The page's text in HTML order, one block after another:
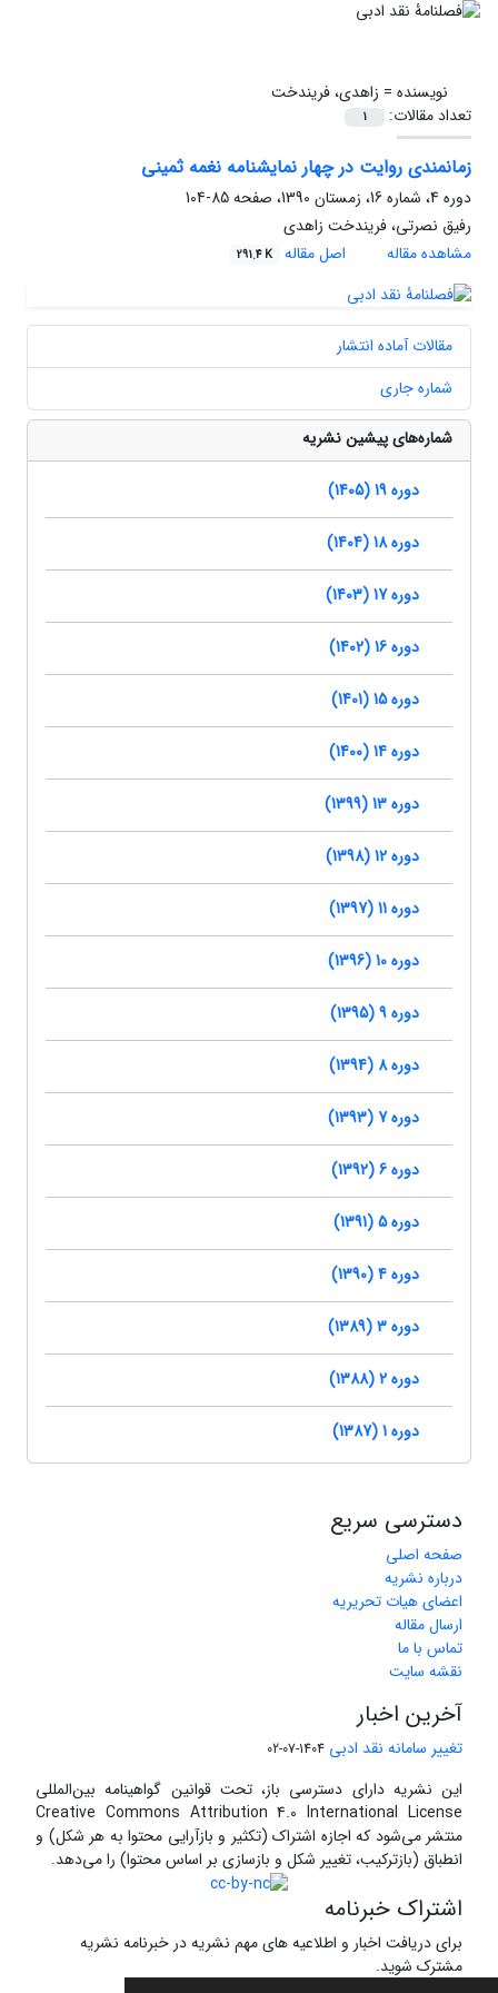
نویسنده = زاهدی، فریندخت
تعداد مقالات:
1
زمانمندی روایت در چهار نمایشنامه نغمه ثمینی
دوره 4، شماره 16، زمستان 1390، صفحه
85-104
رفیق نصرتی، فریندخت زاهدی
مشاهده مقاله
اصل مقاله 291.4 K
مقالات آماده انتشار
شماره جاری
شماره‌های پیشین نشریه
دوره 19 (1405)
دوره 18 (1404)
دوره 17 (1403)
دوره 16 (1402)
دوره 15 (1401)
دوره 14 (1400)
دوره 13 (1399)
دوره 12 (1398)
دوره 11 (1397)
دوره 10 (1396)
دوره 9 (1395)
دوره 8 (1394)
دوره 7 (1393)
دوره 6 (1392)
دوره 5 (1391)
دوره 4 (1390)
دوره 3 (1389)
دوره 2 (1388)
دوره 1 (1387)
دسترسی سریع
صفحه اصلی
درباره نشریه
اعضای هیات تحریریه
ارسال مقاله
تماس با ما
نقشه سایت
آخرین اخبار
تغییر سامانه نقد ادبی 1404-07-02
این نشریه دارای دسترسی باز، تحت قوانین گواهینامه بین‌المللی
Creative Commons Attribution 4.0 International License
منتشر می‌شود که اجازه اشتراک (تکثیر و بازآرایی محتوا به هر شکل) و
انطباق (بازترکیب، تغییر شکل و بازسازی بر اساس محتوا) را می‌دهد.
اشتراک خبرنامه
برای دریافت اخبار و اطلاعیه های مهم نشریه در خبرنامه نشریه
مشترک شوید.